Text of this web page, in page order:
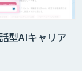
型AIキャリア